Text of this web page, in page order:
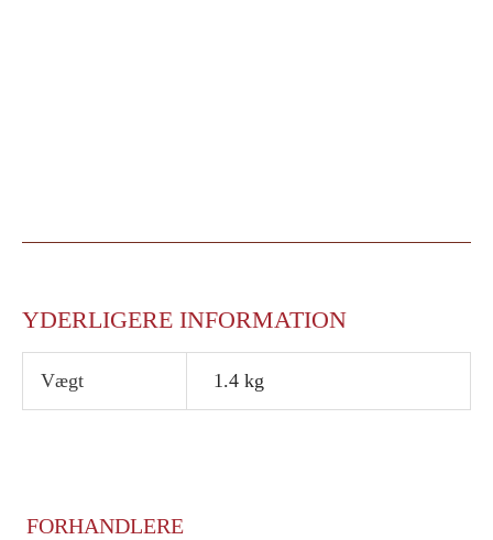
YDERLIGERE INFORMATION
Vægt 1.4 kg
FORHANDLERE